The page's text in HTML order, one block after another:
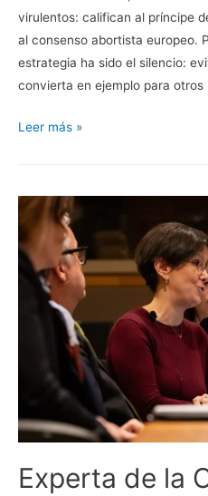
virulentos: califican al príncipe
al consenso abortista europeo.
estrategia ha sido el silencio:
convierta en ejemplo para otros
Mónaco
raíz
católica:
Alberto
frena
legalización
aborto
Leer más »
Experta de la